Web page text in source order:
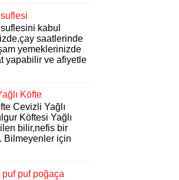
kabul
saatlerinde
yemeklerinizde
yapabilir ve afiyetle
Köfte
Cevizli Yağlı
Köftesi Yağlı
bilir,nefis bir
Bilmeyenler için
puf puf poğaça